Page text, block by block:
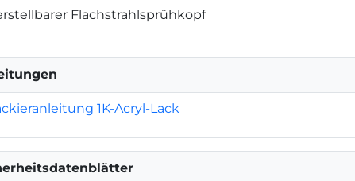
Flachstrahlsprühkopf
1K-Acryl-Lack